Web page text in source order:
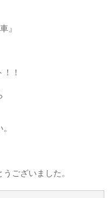
』
！
ございました。